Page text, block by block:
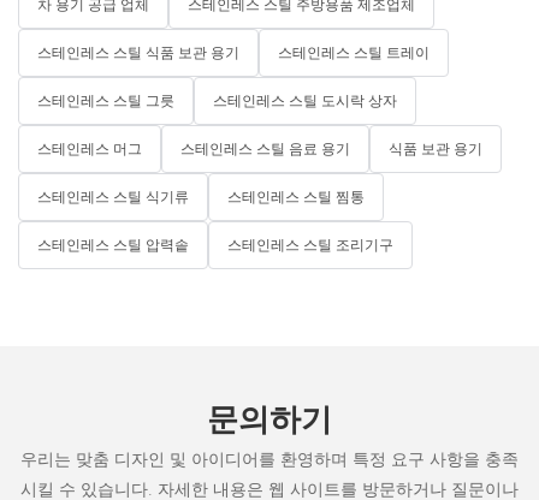
차 용기 공급 업체 스테인레스 스틸 주방용품 제조업체
스테인레스 스틸 식품 보관 용기 스테인레스 스틸 트레이
스테인레스 스틸 그릇 스테인레스 스틸 도시락 상자
스테인레스 머그 스테인레스 스틸 음료 용기 식품 보관 용기
스테인레스 스틸 식기류 스테인레스 스틸 찜통
스테인레스 스틸 압력솥 스테인레스 스틸 조리기구
문의하기
우리는 맞춤 디자인 및 아이디어를 환영하며 특정 요구 사항을 충족
시킬 수 있습니다. 자세한 내용은 웹 사이트를 방문하거나 질문이나